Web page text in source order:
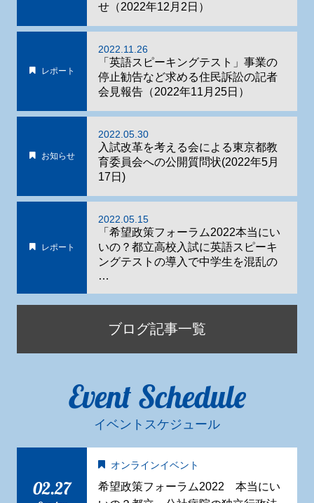
せ（2022年12月2日）
レポート
2022.11.26
「英語スピーキングテスト」事業の
停止勧告など求める住民訴訟の記者
会見報告（2022年11月25日）
お知らせ
2022.05.30
入試改革を考える会による東京都教
育委員会への公開質問状(2022年5月
17日)
レポート
2022.05.15
「希望政策フォーラム2022本当にい
いの？都立高校入試に英語スピーキ
ングテストの導入で中学生を混乱の
…
ブログ記事一覧
Event Schedule
イベントスケジュール
02.27
オンラインイベント
希望政策フォーラム2022 本当にい